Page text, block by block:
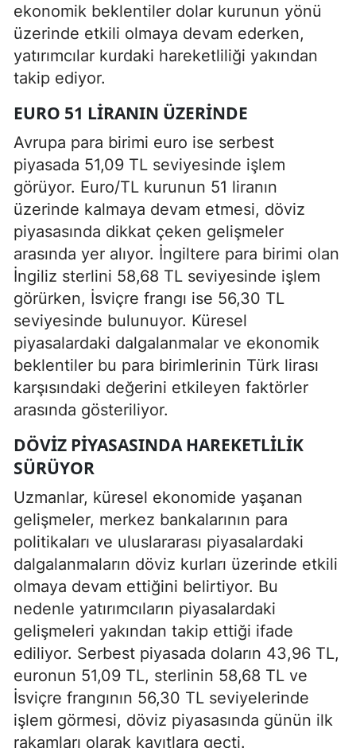
ekonomik beklentiler dolar kurunun yönü
üzerinde etkili olmaya devam ederken,
yatırımcılar kurdaki hareketliliği yakından
takip ediyor.
EURO 51 LIRANIN ÜZERINDE
Avrupa para birimi euro ise serbest
piyasada 51,09 TL seviyesinde işlem
görüyor. Euro/TL kurunun 51 liranın
üzerinde kalmaya devam etmesi, döviz
piyasasında dikkat çeken gelişmeler
arasında yer alıyor. İngiltere para birimi olan
İngiliz sterlini 58,68 TL seviyesinde işlem
görürken, İsviçre frangı ise 56,30 TL
seviyesinde bulunuyor. Küresel
piyasalardaki dalgalanmalar ve ekonomik
beklentiler bu para birimlerinin Türk lirası
karşısındaki değerini etkileyen faktörler
arasında gösteriliyor.
DÖVIZ PIYASASINDA HAREKETLILIK
SÜRÜYOR
Uzmanlar, küresel ekonomide yaşanan
gelişmeler, merkez bankalarının para
politikaları ve uluslararası piyasalardaki
dalgalanmaların döviz kurları üzerinde etkili
olmaya devam ettiğini belirtiyor. Bu
nedenle yatırımcıların piyasalardaki
gelişmeleri yakından takip ettiği ifade
ediliyor. Serbest piyasada doların 43,96 TL,
euronun 51,09 TL, sterlinin 58,68 TL ve
İsviçre frangının 56,30 TL seviyelerinde
işlem görmesi, döviz piyasasında günün ilk
rakamları olarak kayıtlara geçti.